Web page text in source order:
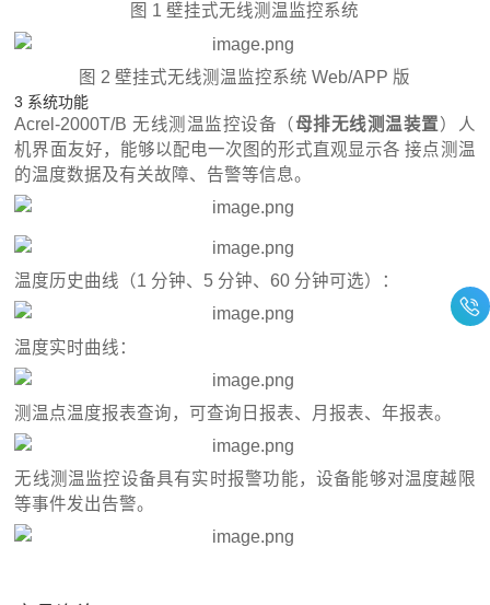
图 1 壁挂式无线测温监控系统
图 2 壁挂式无线测温监控系统 Web/APP 版
3 系统功能
Acrel-2000T/B 无线测温监控设备（ 母排无线测温装置）人
机界面友好，能够以配电一次图的形式直观显示各 接点测温
的温度数据及有关故障、告警等信息。
温度历史曲线（1 分钟、5 分钟、60 分钟可选）：
温度实时曲线：
测温点温度报表查询，可查询日报表、月报表、年报表。
无线测温监控设备具有实时报警功能，设备能够对温度越限
等事件发出告警。